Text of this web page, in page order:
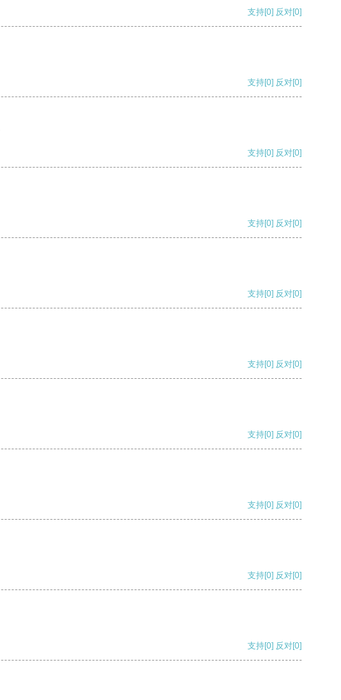
支持[0] 反对[0]
支持[0] 反对[0]
支持[0] 反对[0]
支持[0] 反对[0]
支持[0] 反对[0]
支持[0] 反对[0]
支持[0] 反对[0]
支持[0] 反对[0]
支持[0] 反对[0]
支持[0] 反对[0]